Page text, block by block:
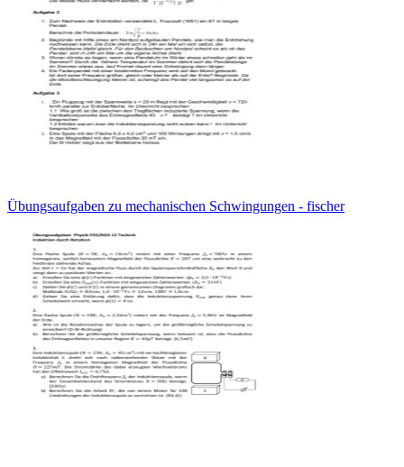
Übungsaufgaben zu mechanischen Schwingungen - fischer